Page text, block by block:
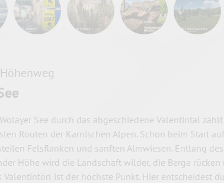
See durch das abgeschiedene Valentintal
Routen der Karnischen Alpen. Schon beim Start
Felsflanken und sanften Almwiesen. Entlang
Höhe wird die Landschaft wilder, die Berge
Valentintörl ist der höchste Punkt. Hier